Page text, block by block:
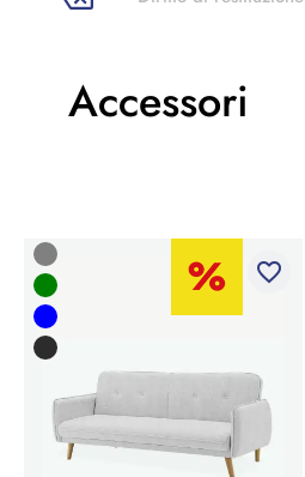
Accessori
favorite_border